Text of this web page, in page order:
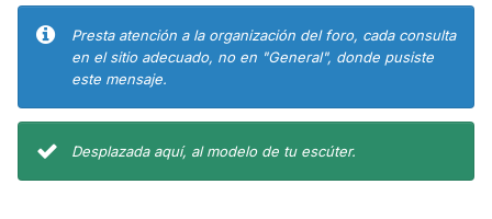
Presta atención a la organización del foro, cada consulta
en el sitio adecuado, no en "General", donde pusiste
este mensaje.
Desplazada aquí, al modelo de tu escúter.